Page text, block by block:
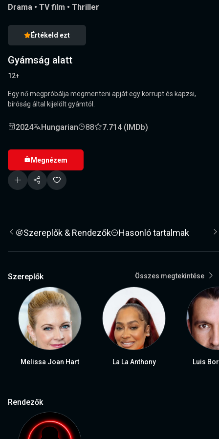
Drama • TV film • Thriller
Értékeld ezt
Gyámság alatt
12+
Egy nő megpróbálja megmenteni apját egy korrupt és kapzsi,
bíróság által kijelölt gyámtól.
2024 Hungarian 88 7.714 (IMDb)
Megnézem
Szereplők & Rendezők Hasonló tartalmak
Szereplők Összes megtekintése
Melissa Joan Hart La La Anthony Luis
Rendezők